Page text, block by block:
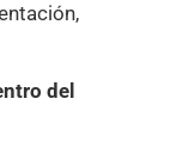
del